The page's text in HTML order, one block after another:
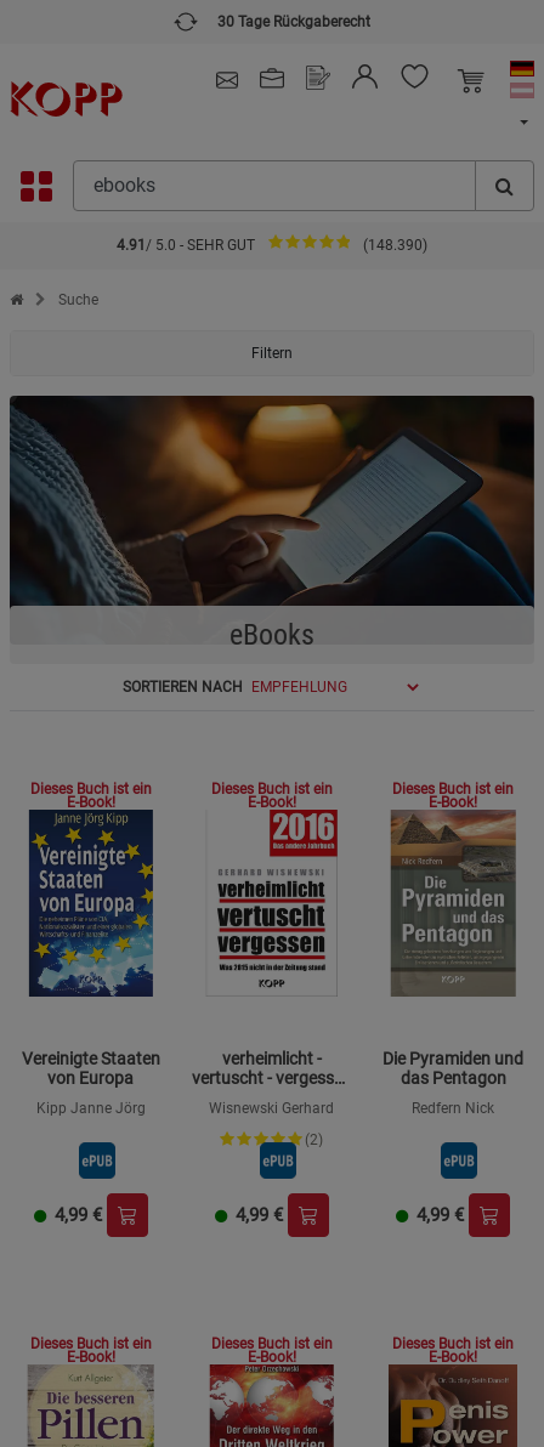
30 Tage Rückgaberecht
4.91 / 5.0 - SEHR GUT (148.390)
Zur Startseite des Kopp Verlag Online-Shop
Suche
Filtern
eBooks
SORTIEREN NACH
Dieses Buch ist ein
E-Book!
Vereinigte Staaten
von Europa
Kipp Janne Jörg
4,99 €
Dieses Buch ist ein
E-Book!
verheimlicht -
vertuscht - vergessen
Wisnewski Gerhard
(2)
4,99 €
Dieses Buch ist ein
E-Book!
Die Pyramiden und
das Pentagon
Redfern Nick
4,99 €
Dieses Buch ist ein
E-Book!
Dieses Buch ist ein
E-Book!
Dieses Buch ist ein
E-Book!